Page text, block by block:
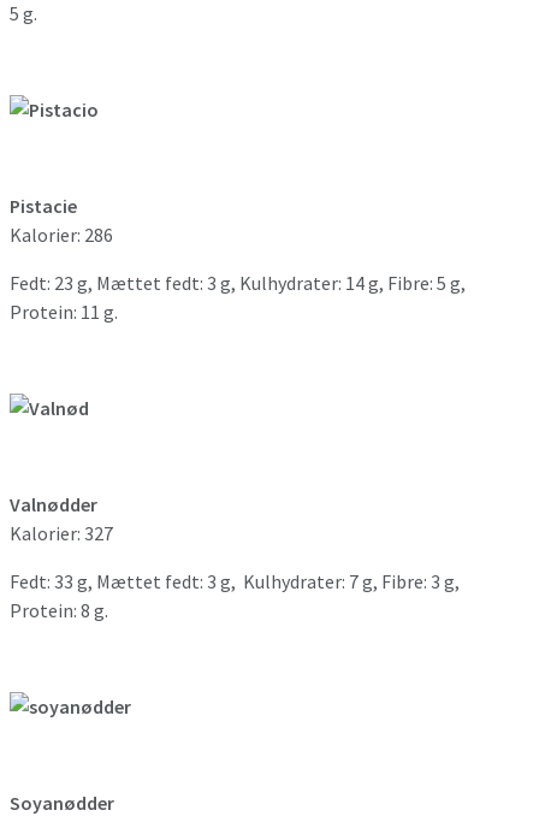
5 g.
Pistacie
Kalorier: 286
Fedt: 23 g, Mættet fedt: 3 g, Kulhydrater: 14 g, Fibre: 5 g,
Protein: 11 g.
Valnødder
Kalorier: 327
Fedt: 33 g, Mættet fedt: 3 g, Kulhydrater: 7 g, Fibre: 3 g,
Protein: 8 g.
Soyanødder